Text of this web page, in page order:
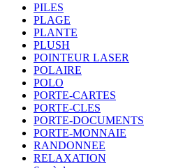
PILES
PLAGE
PLANTE
PLUSH
POINTEUR LASER
POLAIRE
POLO
PORTE-CARTES
PORTE-CLES
PORTE-DOCUMENTS
PORTE-MONNAIE
RANDONNEE
RELAXATION